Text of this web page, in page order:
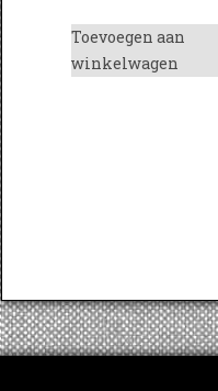
Toevoegen aan
winkelwagen